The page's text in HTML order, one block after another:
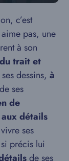
c’est
pas, une
à son
trait et
dessins, à
ses
de
détails
ses
précis lui
de ses